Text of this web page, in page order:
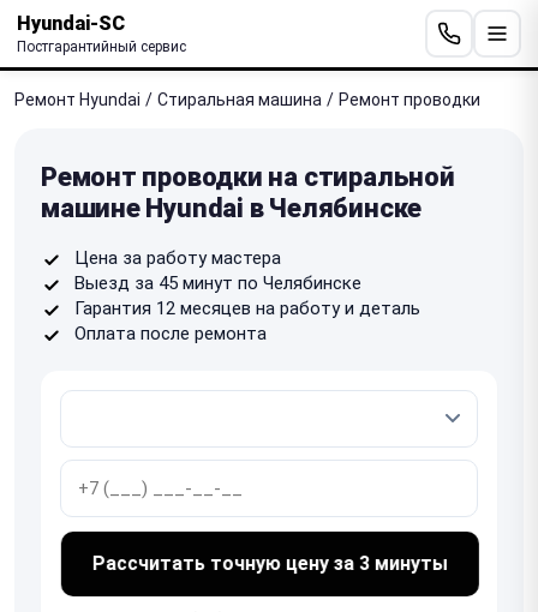
Hyundai-SC
Постгарантийный сервис
Ремонт Hyundai / Стиральная машина / Ремонт проводки
Ремонт проводки на стиральной
машине Hyundai в Челябинске
Цена за работу мастера
Выезд за 45 минут по Челябинске
Гарантия 12 месяцев на работу и деталь
Оплата после ремонта
Рассчитать точную цену за 3 минуты